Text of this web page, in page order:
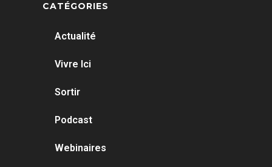
CATÉGORIES
Actualité
Vivre Ici
Sortir
Podcast
Webinaires